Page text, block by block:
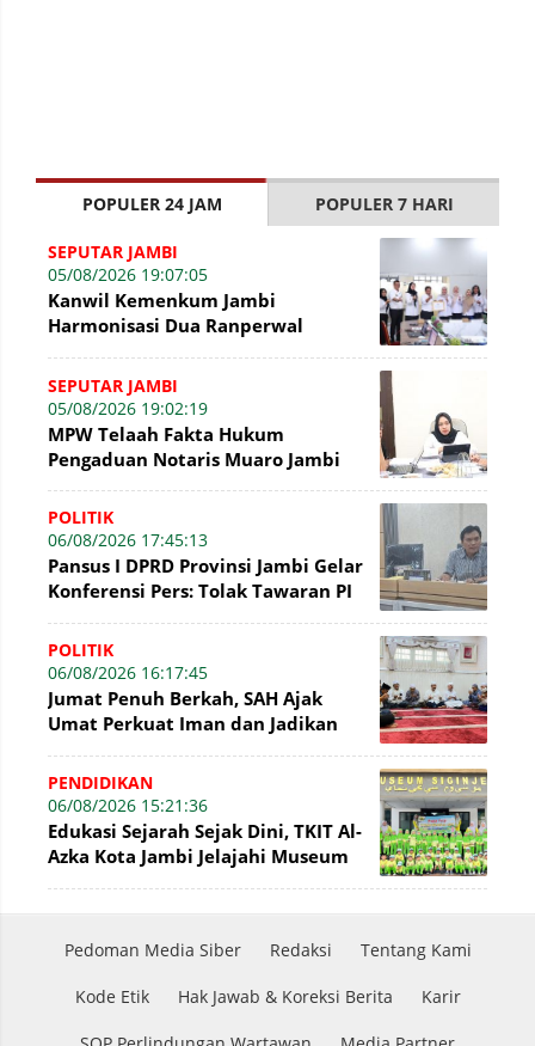
POPULER 24 JAM POPULER 7 HARI
SEPUTAR JAMBI
05/08/2026 19:07:05
Kanwil Kemenkum Jambi
Harmonisasi Dua Ranperwal
SEPUTAR JAMBI
05/08/2026 19:02:19
MPW Telaah Fakta Hukum
Pengaduan Notaris Muaro Jambi
POLITIK
06/08/2026 17:45:13
Pansus I DPRD Provinsi Jambi Gelar
Konferensi Pers: Tolak Tawaran PI
POLITIK
06/08/2026 16:17:45
Jumat Penuh Berkah, SAH Ajak
Umat Perkuat Iman dan Jadikan
Membangun Bangsa
PENDIDIKAN
06/08/2026 15:21:36
Edukasi Sejarah Sejak Dini, TKIT Al-
Azka Kota Jambi Jelajahi Museum
Pedoman Media Siber Redaksi Tentang Kami
Kode Etik Hak Jawab & Koreksi Berita Karir